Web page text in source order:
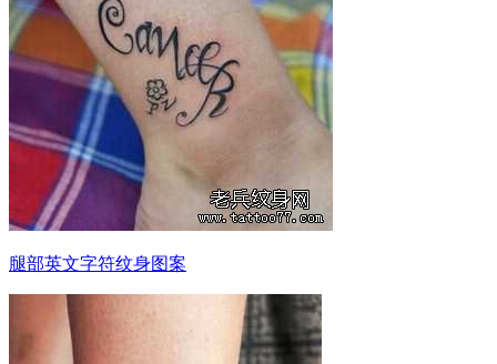
腿部英文字符纹身图案